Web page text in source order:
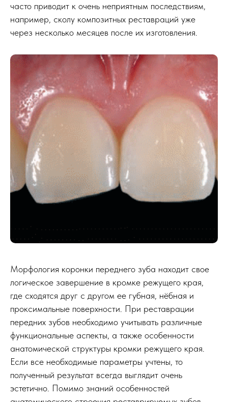
часто приводит к очень неприятным последствиям,
например, сколу композитных реставраций уже
через несколько месяцев после их изготовления.
Морфология коронки переднего зуба находит свое
логическое завершение в кромке режущего края,
где сходятся друг с другом ее губная, нёбная и
проксимальные поверхности. При реставрации
передних зубов необходимо учитывать различные
функциональные аспекты, а также особенности
анатомической структуры кромки режущего края.
Если все необходимые параметры учтены, то
полученный результат всегда выглядит очень
эстетично. Помимо знаний особенностей